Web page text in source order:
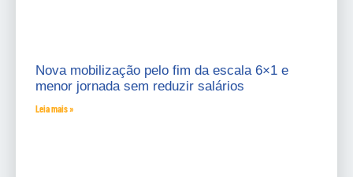
Nova mobilização pelo fim da escala 6×1 e
menor jornada sem reduzir salários
Leia mais »